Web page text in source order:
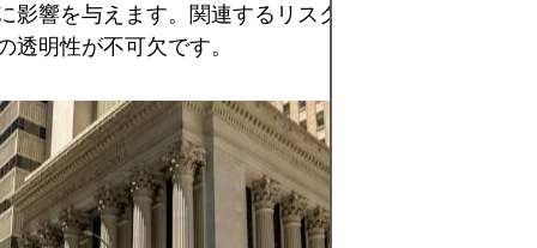
影響を与えます。関連するリスクを管理するには、
透明性が不可欠です。